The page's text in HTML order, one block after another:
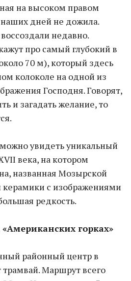
на высоком правом
дней не дожила.
недавно.
про самый глубокий в
70 м), который здесь
колоколе на одной из
Господня. Говорят,
и загадать желание, то
увидеть уникальный
века, на котором
названная Мозырской
с изображениями
редкость.
горках»
районный центр в
трамвай. Маршрут всего